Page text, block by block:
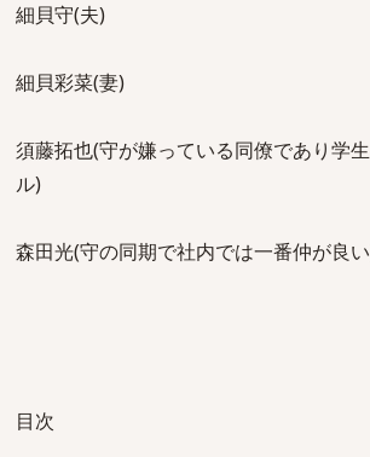
細貝守(夫)
細貝彩菜(妻)
須藤拓也(守が嫌っている同僚であり学
ル)
森田光(守の同期で社内では一番仲が良
目次